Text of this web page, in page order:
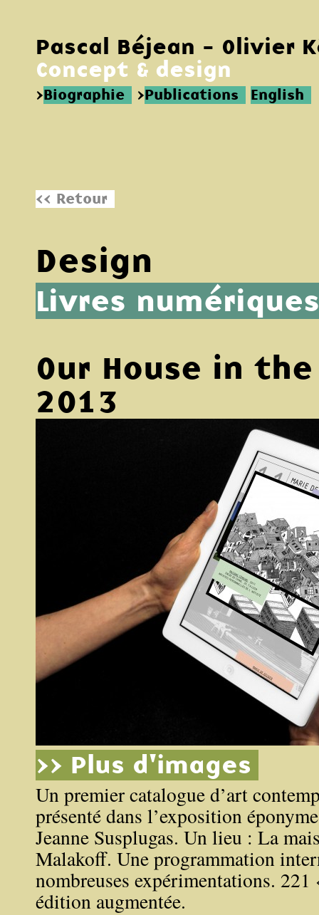
Pascal Béjean - Olivier
Concept & design
>Biographie >Publications English
<< Retour
Design
Livres numériques
Our House in
2013
>> Plus d'images
Un premier catalogue d’art
présenté dans l’exposition
Jeanne Susplugas. Un lieu : La
Malakoff. Une programmation
nombreuses expérimentations. 221
édition augmentée.